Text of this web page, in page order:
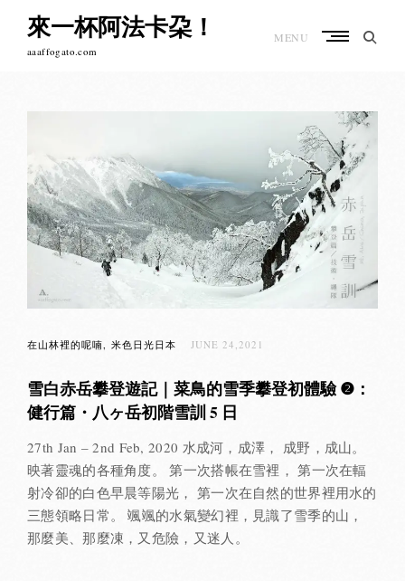
content來一杯阿法卡朶！
aaaffogato.com
MENU
在山林裡的呢喃 米色日光日本 JUNE 24,2021
雪白赤岳攀登遊記｜菜鳥的雪季攀登初體驗 ❷：
健行篇・八ヶ岳初階雪訓 5 日
27th Jan – 2nd Feb, 2020 水成河，成澤， 成野，成山。
映著靈魂的各種角度。 第一次搭帳在雪裡， 第一次在輻
射冷卻的白色早晨等陽光， 第一次在自然的世界裡用水的
三態領略日常。 颯颯的水氣變幻裡，見識了雪季的山，
那麼美、那麼凍，又危險，又迷人。